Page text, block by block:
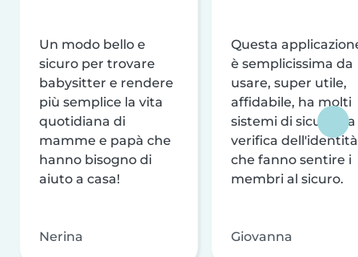
Un modo bello e
sicuro per trovare
babysitter e rendere
più semplice la vita
quotidiana di
mamme e papà che
hanno bisogno di
aiuto a casa!
Nerina
Questa
è semplicissima da
usare, super utile,
affidabile, ha molti
sistemi di sicurezza
verifica dell'identità
che fanno sentire i
membri al sicuro.
Giovanna